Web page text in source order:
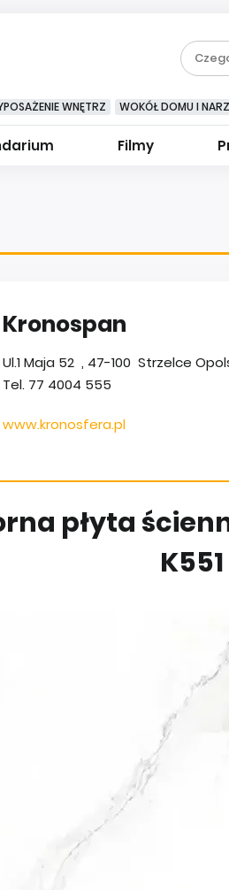
WNĘTRZ WOKÓŁ DOMU I
Filmy
Kronospan
Ul.1 Maja 52 , 47-100 Strzelce
Tel. 77 4004 555
www.kronosfera.pl
płyta
K551